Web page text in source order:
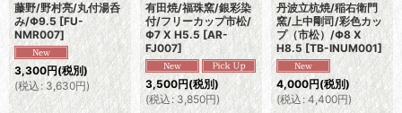
藤野/野村亮/丸付湯呑
み/Φ9.5 [FU-
NMR007]
3,300円(税別)
(税込 : 3,630円)
有田焼/福珠窯/銀彩染
付/フリーカップ市松/
Φ7 X H5.5 [AR-
FJ007]
3,500円(税別)
(税込: 3,850円)
丹波立杭焼/稲右衛門
窯/上中剛司/彩色カッ
プ（市松）/Φ8 X
H8.5 [TB-INUM001]
4,000円(税別)
(税込: 4,400円)